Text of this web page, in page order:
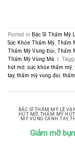
Posted in Bác Sĩ Thẩm Mỹ
Sức Khỏe Thẩm Mỹ, Thẩm
Thẩm Mỹ Vùng Đùi, Thẩm
Thẩm Mỹ Vùng Má
hút mỡ, sức khỏe thẩm mỹ,
tay, thẩm mỹ vùng đùi,
BÁC SĨ THẨM MỸ LÊ
HÚT MỠ, THẨM MỸ
MỸ VÙNG CÁNH TAY,
Giảm mỡ